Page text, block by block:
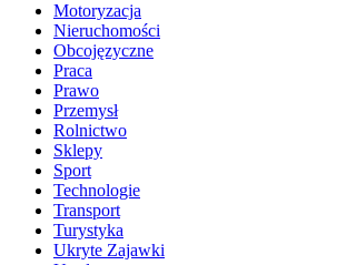
Motoryzacja
Nieruchomości
Obcojęzyczne
Praca
Prawo
Przemysł
Rolnictwo
Sklepy
Sport
Technologie
Transport
Turystyka
Ukryte Zajawki